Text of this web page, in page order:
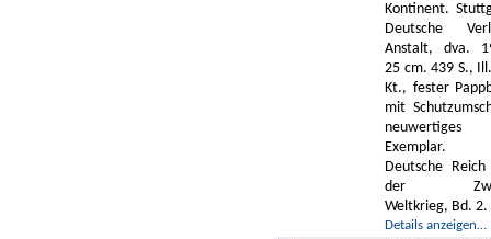
Kontinent.
Deutsche
Anstalt, dva.
25 cm. 439 S.,
Kt., fester
mit
neuwertiges
Exemplar.
Deutsche Reich
der
Weltkrieg, Bd. 2.
Details anzeigen…